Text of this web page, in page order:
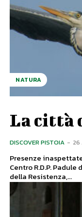
NATURA
La città
DISCOVER PISTOIA - 26
Presenze
Centro R.D.P. Padule di
della Resistenza,...